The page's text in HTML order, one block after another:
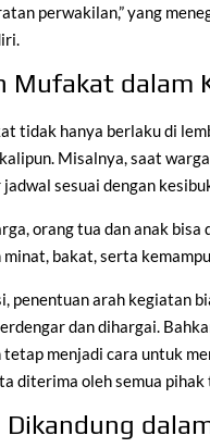
perwakilan,” yang
Mufakat dalam
tidak hanya berlaku di
Misalnya, saat
sesuai dengan
orang tua dan anak
bakat, serta
penentuan arah kegiatan
dan dihargai.
menjadi cara untuk
diterima oleh semua
Dikandung